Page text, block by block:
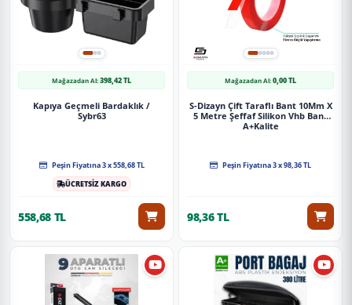
Mağazadan Al:398,42 TL
Kapıya Geçmeli Bardaklık /
Sybr63
Peşin Fiyatına 3 x 558,68 TL
ÜCRETSİZ KARGO
558,68 TL
Mağazadan Al:0,00 TL
S-Dizayn Çift Taraflı Bant 10Mm X
5 Metre Şeffaf Silikon Vhb Bant
A+Kalite
Peşin Fiyatına 3 x 98,36 TL
98,36 TL